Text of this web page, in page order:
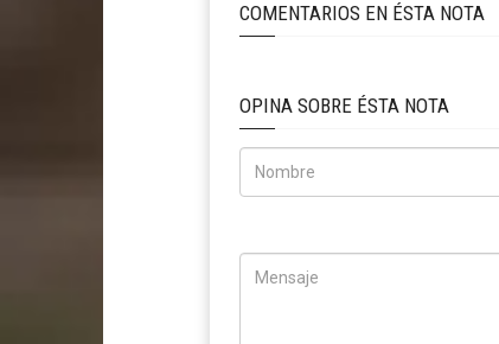
COMENTARIOS EN ÉSTA NOTA
OPINA SOBRE ÉSTA NOTA